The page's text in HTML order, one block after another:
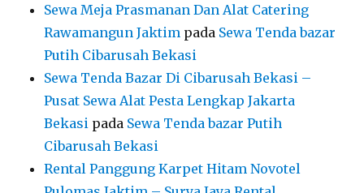
Sewa Meja Prasmanan Dan Alat Catering
Rawamangun Jaktim pada Sewa Tenda bazar
Putih Cibarusah Bekasi
Sewa Tenda Bazar Di Cibarusah Bekasi –
Pusat Sewa Alat Pesta Lengkap Jakarta
Bekasi pada Sewa Tenda bazar Putih
Cibarusah Bekasi
Rental Panggung Karpet Hitam Novotel